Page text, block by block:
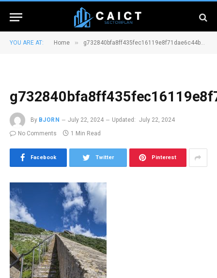
YOU ARE AT: Home » g732840bfa8ff435fec16119e8f71dae6c44b832a36e72d5012ee8ec5b7014430fc4b5a458932712497e12dd38372e01fa20f0121afc35c8b38e682451c09efd8_640
By BJORN July 22, 2024 Updated:
July 22, 2024
No Comments
1 Min Read
Facebook Twitter Pinterest